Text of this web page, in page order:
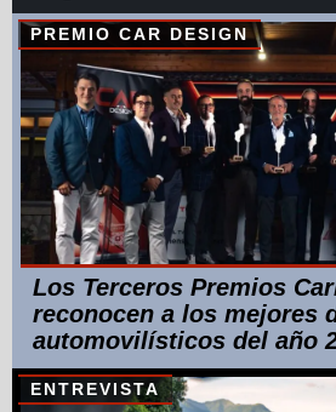
PREMIO CAR DESIGN
Los Terceros Premios
reconocen a los mejores
automovilísticos del año
ENTREVISTA